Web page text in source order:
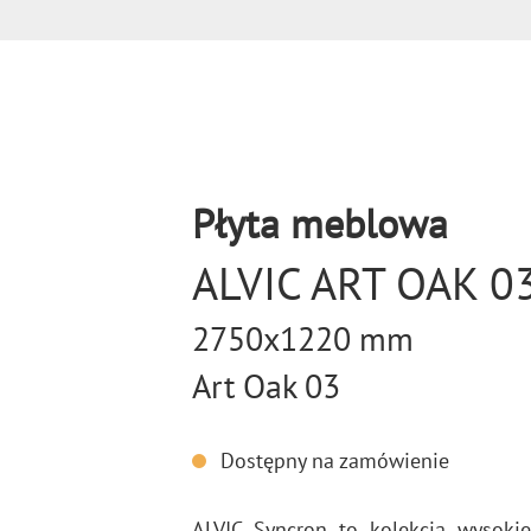
Płyta meblowa
ALVIC ART OAK
2750x1220 mm
Art Oak 03
Dostępny na zamówienie